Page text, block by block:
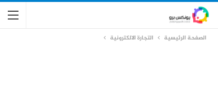
الصفحة الرئيسية التجارة الالكترونية